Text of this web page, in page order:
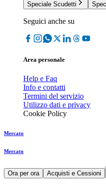
Speciale Scudetti
Seguici anche su
Area personale
Help e Faq
Info e contatti
Termini del servizio
Utilizzo dati e privacy
Cookie Policy
Mercato
Mercato
Ora per ora Acquisti e Cessioni